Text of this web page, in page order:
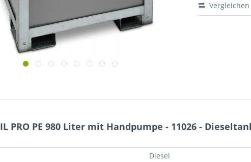
Vergleichen
PRO PE 980 Liter mit Handpumpe - 11026 -
Diesel